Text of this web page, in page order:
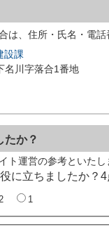
は、住所・氏名・電話
設課
名川字落合1番地
たか？
ト運営の参考といたし
に立ちましたか？
1